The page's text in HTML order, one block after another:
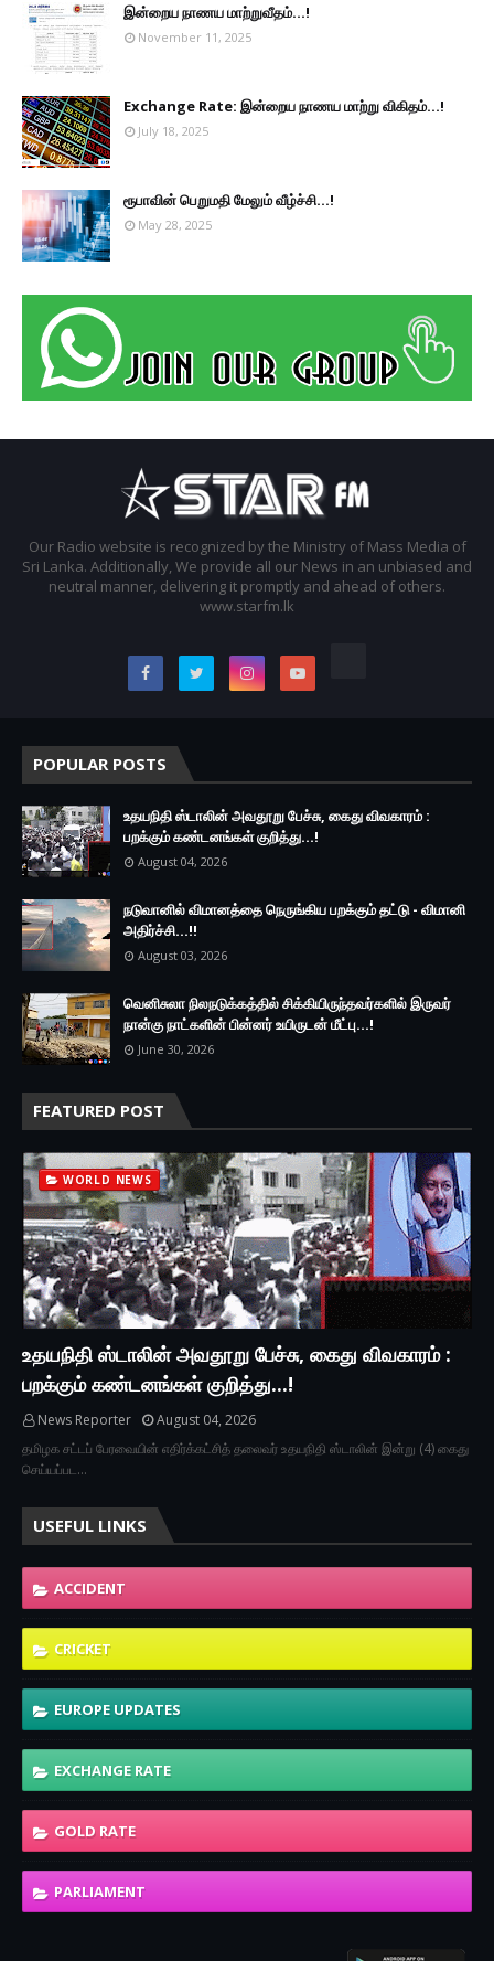
இன்றைய நாணய மாற்றுவீதம்...!
November 11, 2025
Exchange Rate: இன்றைய நாணய மாற்று விகிதம்...!
July 18, 2025
ரூபாவின் பெறுமதி மேலும் வீழ்ச்சி...!
May 28, 2025
Our Radio website is recognized by the Ministry of Mass Media of
Sri Lanka. Additionally, We provide all our News in an unbiased and
neutral manner, delivering it promptly and ahead of others.
www.starfm.lk
POPULAR POSTS
உதயநிதி ஸ்டாலின் அவதூறு பேச்சு, கைது விவகாரம் :
பறக்கும் கண்டனங்கள் குறித்து...!
August 04, 2026
நடுவானில் விமானத்தை நெருங்கிய பறக்கும் தட்டு - விமானி
அதிர்ச்சி...!!
August 03, 2026
வெனிசுலா நிலநடுக்கத்தில் சிக்கியிருந்தவர்களில் இருவர்
நான்கு நாட்களின் பின்னர் உயிருடன் மீட்பு...!
June 30, 2026
FEATURED POST
WORLD NEWS
உதயநிதி ஸ்டாலின் அவதூறு பேச்சு, கைது விவகாரம் :
பறக்கும் கண்டனங்கள் குறித்து...!
News Reporter
August 04, 2026
தமிழக சட்டப் பேரவையின் எதிர்க்கட்சித் தலைவர் உதயநிதி ஸ்டாலின் இன்று (4) கைது
செய்யப்பட…
USEFUL LINKS
ACCIDENT
CRICKET
EUROPE UPDATES
EXCHANGE RATE
GOLD RATE
PARLIAMENT